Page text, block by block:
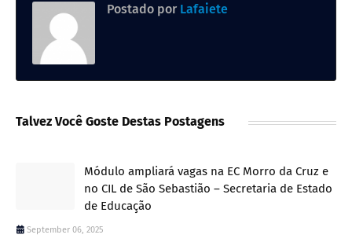
Postado por Lafaiete
Talvez Você Goste Destas Postagens
Módulo ampliará vagas na EC Morro da Cruz e
no CIL de São Sebastião – Secretaria de Estado
de Educação
September 06, 2025